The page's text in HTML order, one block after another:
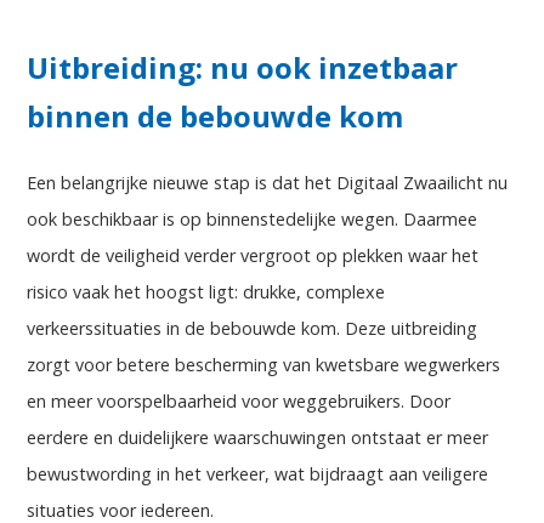
Uitbreiding: nu ook inzetbaar
binnen de bebouwde kom
Een belangrijke nieuwe stap is dat het Digitaal Zwaailicht nu
ook beschikbaar is op binnenstedelijke wegen. Daarmee
wordt de veiligheid verder vergroot op plekken waar het
risico vaak het hoogst ligt: drukke, complexe
verkeerssituaties in de bebouwde kom. Deze uitbreiding
zorgt voor betere bescherming van kwetsbare wegwerkers
en meer voorspelbaarheid voor weggebruikers. Door
eerdere en duidelijkere waarschuwingen ontstaat er meer
bewustwording in het verkeer, wat bijdraagt aan veiligere
situaties voor iedereen.